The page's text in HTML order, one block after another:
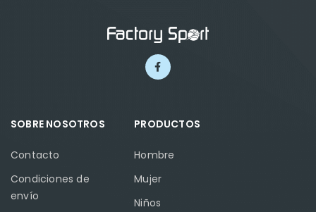
SOBRE NOSOTROS
Contacto
Condiciones de
envío
PRODUCTOS
Hombre
Mujer
Niños